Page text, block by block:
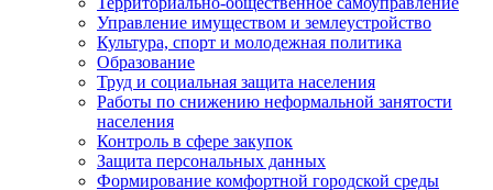
Управление имуществом и землеустройство
Культура, спорт и молодежная политика
Образование
Труд и социальная защита населения
Работы по снижению неформальной занятости
населения
Контроль в сфере закупок
Защита персональных данных
Формирование комфортной городской среды